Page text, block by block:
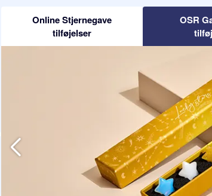
Online Stjernegave
tilføjelser
OSR